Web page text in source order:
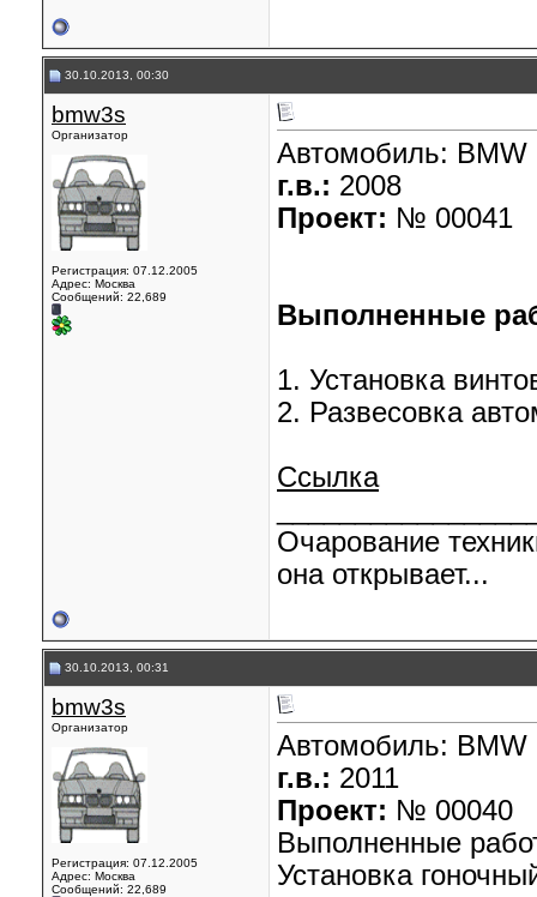
30.10.2013, 00:30
bmw3s
Организатор
Регистрация: 07.12.2005
Адрес: Москва
Сообщений: 22,689
Автомобиль:
г.в.: 2008
Проект: № 00041
Выполненные
1. Установка
2. Развесовка
Ссылка
Очарование
она открывает...
30.10.2013, 00:31
bmw3s
Организатор
Регистрация: 07.12.2005
Адрес: Москва
Сообщений: 22,689
Автомобиль: BMW
г.в.: 2011
Проект: № 00040
Выполненные
Установка